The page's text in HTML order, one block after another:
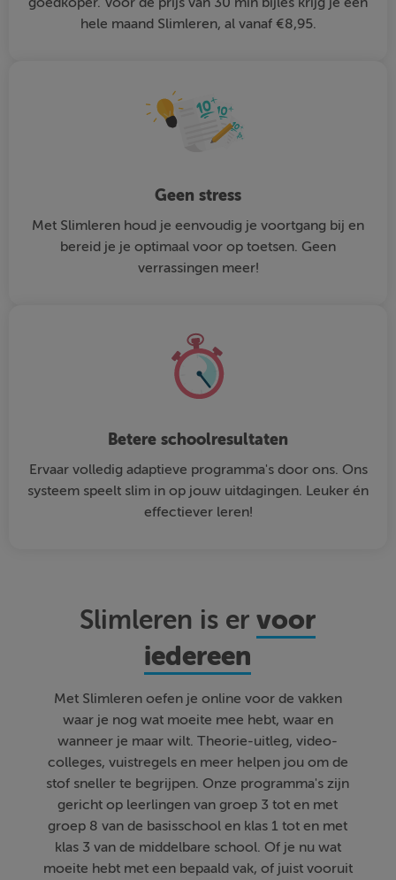
hele maand Slimleren, al vanaf €8,95.
Geen stress
Met Slimleren houd je eenvoudig je voortgang bij en
bereid je je optimaal voor op toetsen. Geen
verrassingen meer!
Betere schoolresultaten
Ervaar volledig adaptieve programma's door ons. Ons
systeem speelt slim in op jouw uitdagingen. Leuker én
effectiever leren!
Slimleren is ervoor
iedereen
Met Slimleren oefen je online voor de vakken
waar je nog wat moeite mee hebt, waar en
wanneer je maar wilt. Theorie-uitleg, video-
colleges, vuistregels en meer helpen jou om de
stof sneller te begrijpen. Onze programma's zijn
gericht op leerlingen van groep 3 tot en met
groep 8 van de basisschool en klas 1 tot en met
klas 3 van de middelbare school. Of je nu wat
moeite hebt met een bepaald vak, of juist vooruit